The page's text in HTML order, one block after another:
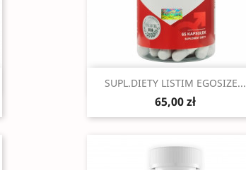
Szybki podgląd
SUPL.DIETY LISTIM EGOSIZE...
65,00 zł